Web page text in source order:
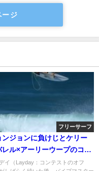
ージ
フリーサーフ
ンジョンに負けじとケリー
レル×アーリーウープのコン
バックドア
イ（Layday：コンテストのオフ